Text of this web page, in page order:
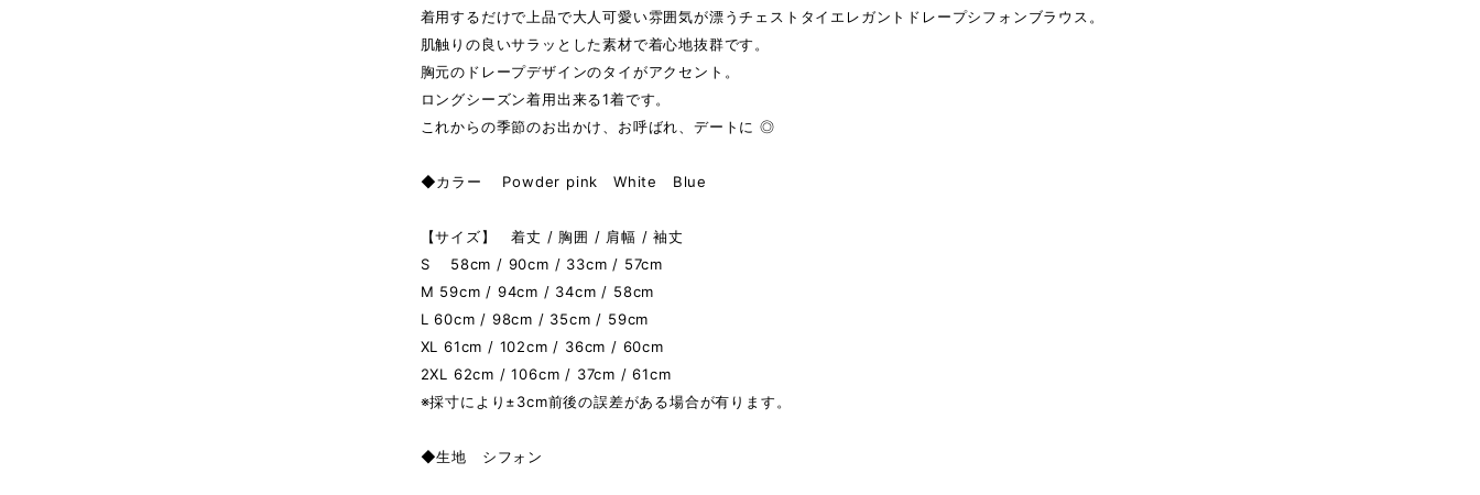
着用するだけで上品で大人可愛い雰囲気が漂うチェストタイエレガントドレープシフォンブラウス。
肌触りの良いサラッとした素材で着心地抜群です。
胸元のドレープデザインのタイがアクセント。
ロングシーズン着用出来る1着です。
これからの季節のお出かけ、お呼ばれ、デートに ◎
◆カラー Powder pink White Blue
【サイズ】 着丈 / 胸囲 / 肩幅 / 袖丈
S 58cm / 90cm / 33cm / 57cm
M 59cm / 94cm / 34cm / 58cm
L 60cm / 98cm / 35cm / 59cm
XL 61cm / 102cm / 36cm / 60cm
2XL 62cm / 106cm / 37cm / 61cm
※採寸により±3cm前後の誤差がある場合が有ります。
◆生地 シフォン